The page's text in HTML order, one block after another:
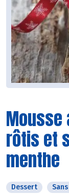
Mousse
rôtis et
menthe
Dessert